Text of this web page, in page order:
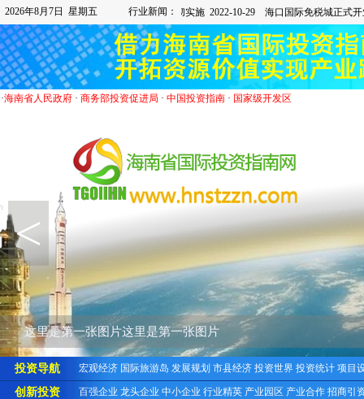
2026年8月7日 星期五 行业新闻：
·海南省人民政府· 商务部投资促进局 · 中国投资指南· 国家级开发区
这里是第一张图片这里是第一张图片
<
投资导航 宏观经济 国际旅游岛 发展规划 市县经济 投资世界 投资统计 项目
创新投资 百强企业 龙头企业 中小企业 行业精英 产业园区 产业合作 招商引